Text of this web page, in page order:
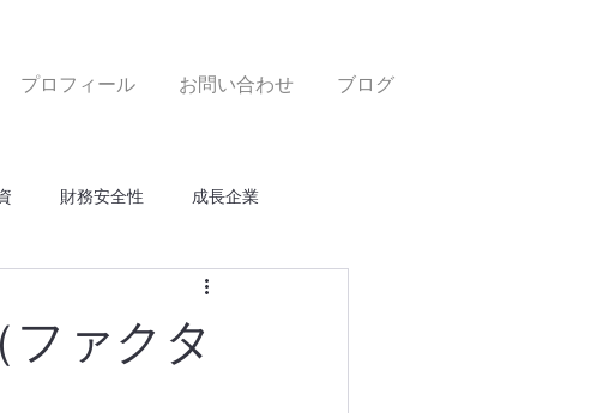
プロフィール お問い合わせ ブログ
財務安全性 成長企業
ァクタ